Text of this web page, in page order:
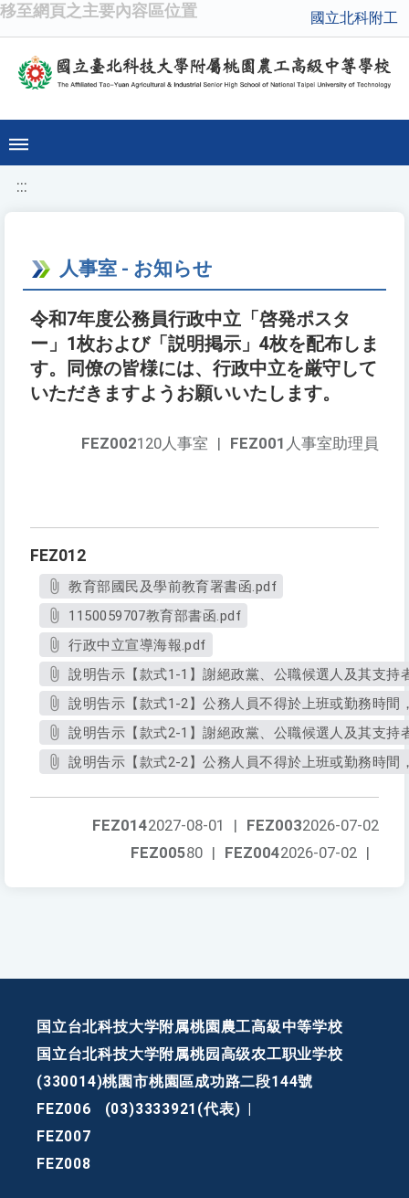
移至網頁之主要內容區位置 國立北科附工
:::
人事室 - お知らせ
令和7年度公務員行政中立「啓発ポスタ
ー」1枚および「説明掲示」4枚を配布しま
す。同僚の皆様には、行政中立を厳守して
いただきますようお願いいたします。
FEZ001 人事室助理員
FEZ002120人事室 |
FEZ012
教育部國民及學前教育署書函.pdf
1150059707教育部書函.pdf
行政中立宣導海報.pdf
說明告示【款式1-1】謝絕政黨、公職候選人及其支持
說明告示【款式1-2】公務人員不得於上班或勤務時間
說明告示【款式2-1】謝絕政黨、公職候選人及其支持
說明告示【款式2-2】公務人員不得於上班或勤務時間
FEZ0032026-07-02
FEZ0142027-08-01
|
FEZ0042026-07-02 |
FEZ00580 |
国立台北科技大学附属桃園農工高級中等学校
国立台北科技大学附属桃园高级农工职业学校
(330014)桃園市桃園區成功路二段144號
FEZ006
(03)3333921(代表)
FEZ007
FEZ008